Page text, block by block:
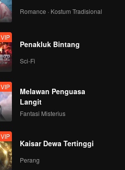
Romance · Kostum Tradisional
VIP
Penakluk Bintang
Sci-Fi
VIP
Melawan Penguasa
Langit
Fantasi Misterius
VIP
Kaisar Dewa Tertinggi
Perang